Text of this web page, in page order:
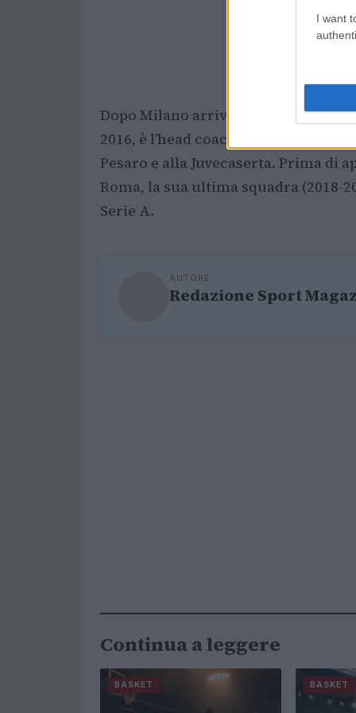
I want
Dopo Milano arriva la tappa
2016, è l’head coach di Brindisi,
Pesaro e alla Juvecaserta. Prima di
Roma, la sua ultima squadra (2018-
Serie A.
AUTORE
Redazione Sport
Continua a leggere
BASKET BASKET